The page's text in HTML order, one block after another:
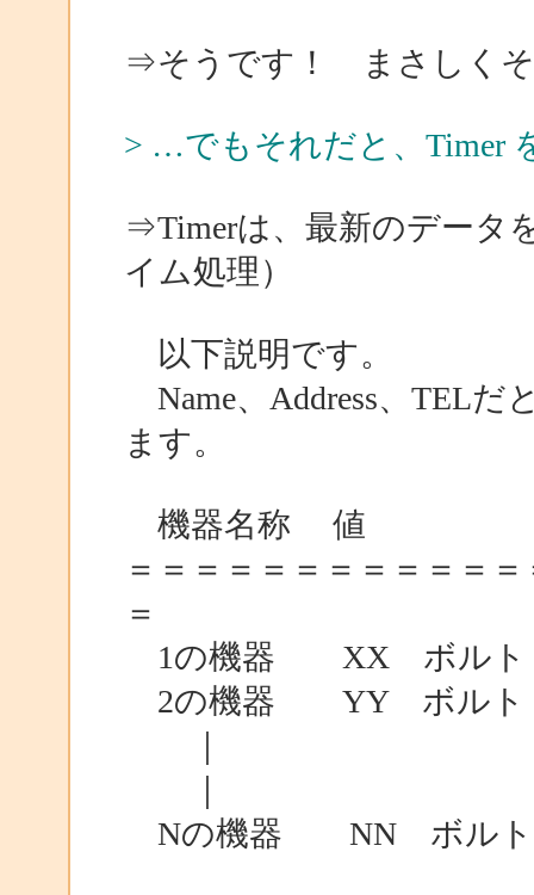
⇒そうです！ まさしくそ
> …でもそれだと、Timer
⇒Timerは、最新のデータ
イム処理）
以下説明です。
Name、Address、TELだ
ます。
機器名称 値 画面
＝＝＝＝＝＝＝＝＝＝＝
＝
1の機器 XX ボル
2の機器 YY ボル
Nの機器 NN ボル